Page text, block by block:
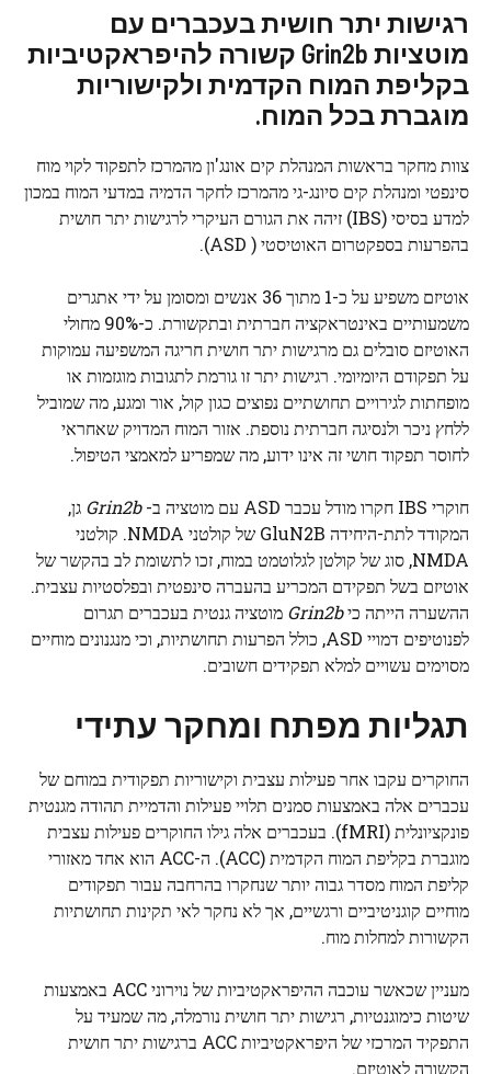
רגישות יתר חושית בעכברים עם
מוטציות Grin2b קשורה להיפראקטיביות
בקליפת המוח הקדמית ולקישוריות
מוגברת בכל המוח.
צוות מחקר בראשות המנהלת קים אונג'ון מהמרכז לתפקוד לקוי מוח
סינפטי ומנהלת קים סיונג-גי מהמרכז לחקר הדמיה במדעי המוח במכון
למדע בסיסי (IBS) זיהה את הגורם העיקרי לרגישות יתר חושית
בהפרעות בספקטרום האוטיסטי ( ASD).
אוטיזם משפיע על כ-1 מתוך 36 אנשים ומסומן על ידי אתגרים
משמעותיים באינטראקציה חברתית ובתקשורת. כ-90% מחולי
האוטיזם סובלים גם מרגישות יתר חושית חריגה המשפיעה עמוקות
על תפקודם היומיומי. רגישות יתר זו גורמת לתגובות מוגזמות או
מופחתות לגירויים תחושתיים נפוצים כגון קול, אור ומגע, מה שמוביל
ללחץ ניכר ולנסיגה חברתית נוספת. אזור המוח המדויק שאחראי
לחוסר תפקוד חושי זה אינו ידוע, מה שמפריע למאמצי הטיפול.
חוקרי IBS חקרו מודל עכבר ASD עם מוטציה ב- Grin2b גן,
המקודד לתת-היחידה GluN2B של קולטני NMDA. קולטני
NMDA, סוג של קולטן לגלוטמט במוח, זכו לתשומת לב בהקשר של
אוטיזם בשל תפקידם המכריע בהעברה סינפטית ובפלסטיות עצבית.
ההשערה הייתה כיGrin2b מוטציה גנטית בעכברים תגרום
לפנוטיפים דמויי ASD, כולל הפרעות תחושתיות, וכי מנגנונים מוחיים
מסוימים עשויים למלא תפקידים חשובים.
תגליות מפתח ומחקר עתידי
החוקרים עקבו אחר פעילות עצבית וקישוריות תפקודית במוחם של
עכברים אלה באמצעות סמנים תלויי פעילות והדמיית תהודה מגנטית
פונקציונלית (fMRI). בעכברים אלה גילו החוקרים פעילות עצבית
מוגברת בקליפת המוח הקדמית (ACC). ה-ACC הוא אחד מאזורי
קליפת המוח מסדר גבוה יותר שנחקרו בהרחבה עבור תפקודים
מוחיים קוגניטיביים ורגשיים, אך לא נחקר לאי תקינות תחושתיות
הקשורות למחלות מוח.
מעניין שכאשר עוכבה ההיפראקטיביות של נוירוני ACC באמצעות
שיטות כימוגנטיות, רגישות יתר חושית נורמלה, מה שמעיד על
התפקיד המרכזי של היפראקטיביות ACC ברגישות יתר חושית
הקשורה לאוטיזם.